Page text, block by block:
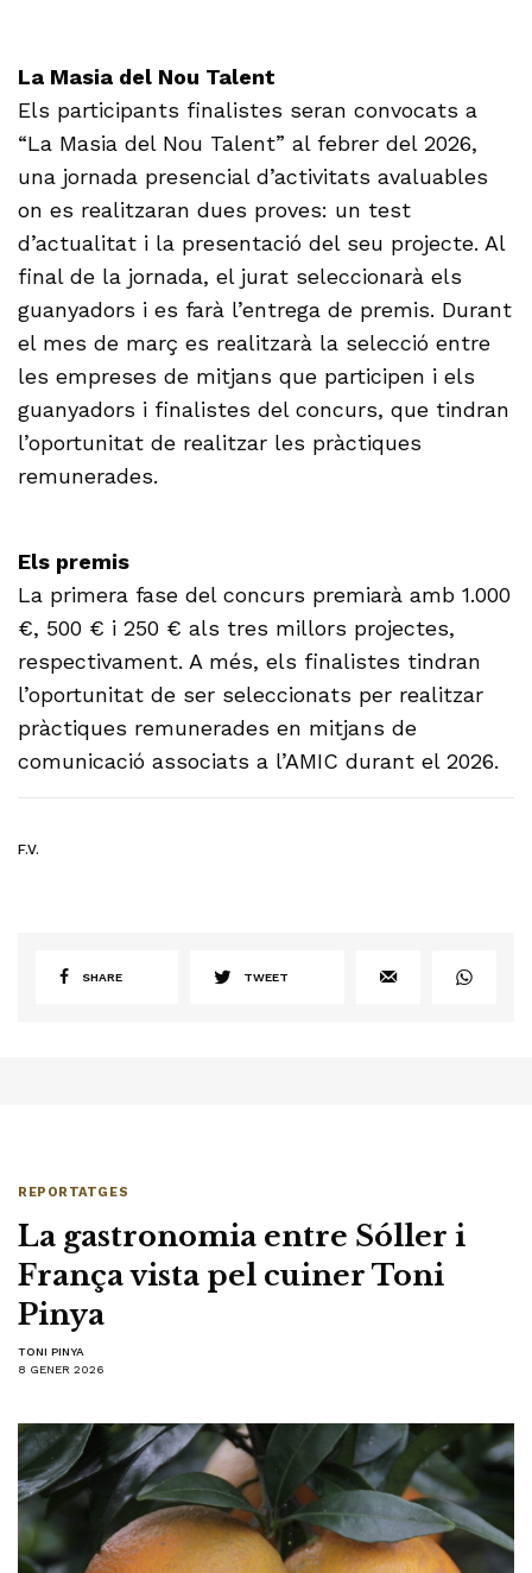
La Masia del Nou Talent
Els participants finalistes seran convocats a
“La Masia del Nou Talent” al febrer del 2026,
una jornada presencial d’activitats avaluables
on es realitzaran dues proves: un test
d’actualitat i la presentació del seu projecte. Al
final de la jornada, el jurat seleccionarà els
guanyadors i es farà l’entrega de premis. Durant
el mes de març es realitzarà la selecció entre
les empreses de mitjans que participen i els
guanyadors i finalistes del concurs, que tindran
l’oportunitat de realitzar les pràctiques
remunerades.
Els premis
La primera fase del concurs premiarà amb 1.000
€, 500 € i 250 € als tres millors projectes,
respectivament. A més, els finalistes tindran
l’oportunitat de ser seleccionats per realitzar
pràctiques remunerades en mitjans de
comunicació associats a l’AMIC durant el 2026.
F.V.
SHARE TWEET
REPORTATGES
La gastronomia entre Sóller i
França vista pel cuiner Toni
Pinya
TONI PINYA
8 GENER 2026